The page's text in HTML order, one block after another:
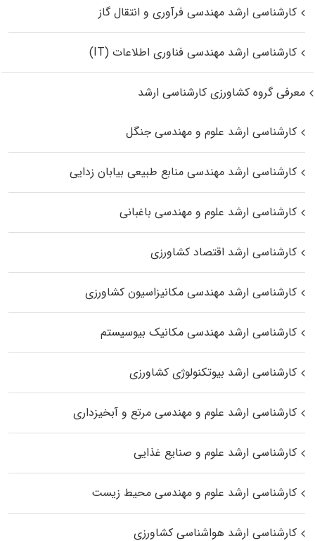
کارشناسی ارشد مهندسی فرآوری و انتقال گاز
کارشناسی ارشد مهندسی فناوری اطلاعات (IT)
معرفی گروه کشاورزی کارشناسی ارشد
کارشناسی ارشد علوم و مهندسی جنگل
کارشناسی ارشد مهندسی منابع طبیعی بیابان زدایی
کارشناسی ارشد علوم و مهندسی باغبانی
کارشناسی ارشد اقتصاد کشاورزی
کارشناسی ارشد مهندسی مکانیزاسیون کشاورزی
کارشناسی ارشد مهندسی مکانیک بیوسیستم
کارشناسی ارشد بیوتکنولوژی کشاورزی
کارشناسی ارشد علوم و مهندسی مرتع و آبخیزداری
کارشناسی ارشد علوم و صنایع غذایی
کارشناسی ارشد علوم و مهندسی محیط زیست
کارشناسی ارشد هواشناسی کشاورزی